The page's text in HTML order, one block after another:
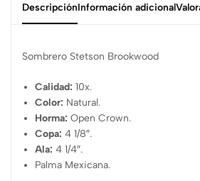
DescripciónInformación adicional
Sombrero Stetson Brookwood
Calidad: 10x.
Color: Natural.
Horma: Open Crown.
Copa: 4 1/8″.
Ala: 4 1/4″.
Palma Mexicana.